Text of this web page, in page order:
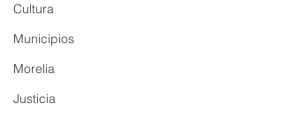
Cultura
Municipios
Morelia
Justicia